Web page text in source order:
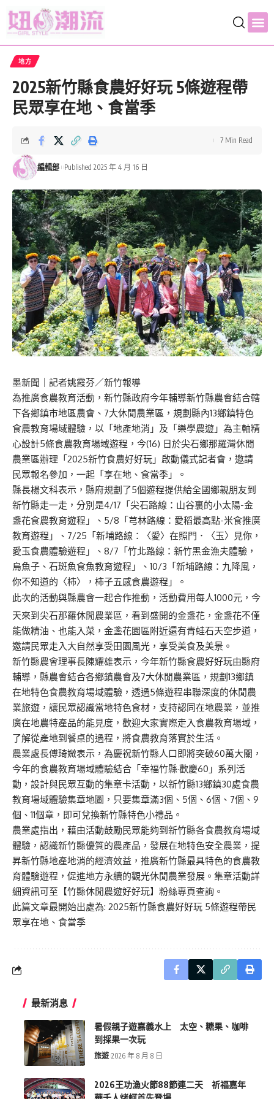
地方
2025新竹縣食農好好玩 5條遊程帶
民眾享在地、食當季
編輯部 Published 2025 年 4 月 16 日
7 Min Read
墨新聞
｜記者姚霞芬／新竹報導
為推廣食農教育活動，新竹縣政府今年輔導新竹縣農會結合轄
下各鄉鎮市地區農會、7大休閒農業區，規劃縣內13鄉鎮特色
食農教育場域體驗，以「地產地消」及「樂學農遊」為主軸精
心設計5條食農教育場域遊程，今(16) 日於尖石鄉那羅灣休閒
農業區辦理「2025新竹食農好好玩」啟動儀式記者會，邀請
民眾報名參加，一起「享在地、食當季」。
縣長楊文科表示，縣府規劃了5個遊程提供給全國鄉親朋友到
新竹縣走一走，分別是4/17「尖石路線：山谷裏的小太陽-金
盞花食農教育遊程」、5/8「芎林路線：愛稻最高點-米食推廣
教育遊程」、7/25「新埔路線：〈愛〉在照門．〈玉〉見你，
愛玉食農體驗遊程」、8/7「竹北路線：新竹黑金漁夫體驗，
烏魚子、石斑魚食魚教育遊程」、10/3「新埔路線：九降風，
你不知道的〈柿〉，柿子五感食農遊程」。
此次的活動與縣農會一起合作推動，活動費用每人1000元，今
天來到尖石那羅休閒農業區，看到盛開的金盞花，金盞花不僅
能做精油、也能入菜，金盞花園區附近還有青蛙石天空步道，
邀請民眾走入大自然享受田園風光，享受美食及美景。
新竹縣農會理事長陳耀雄表示，今年新竹縣食農好好玩由縣府
輔導，縣農會結合各鄉鎮農會及7大休閒農業區，規劃13鄉鎮
在地特色食農教育場域體驗，透過5條遊程串聯深度的休閒農
業旅遊，讓民眾認識當地特色食材，支持認同在地農業，並推
廣在地農特產品的能見度，歡迎大家實際走入食農教育場域，
了解從產地到餐桌的過程，將食農教育落實於生活。
農業處長傅琦媺表示，為慶祝新竹縣人口即將突破60萬大關，
今年的食農教育場域體驗結合「幸福竹縣·歡慶60」系列活
動，設計與民眾互動的集章卡活動，以新竹縣13鄉鎮30處食農
教育場域體驗集章地圖，只要集章滿3個、5個、6個、7個、9
個、11個章，即可兌換新竹縣特色小禮品。
農業處指出，藉由活動鼓勵民眾能夠到新竹縣各食農教育場域
體驗，認識新竹縣優質的農產品，發展在地特色安全農業，提
昇新竹縣地產地消的經濟效益，推廣新竹縣最具特色的食農教
育體驗遊程，促進地方永續的觀光休閒農業發展。集章活動詳
細資訊可至【竹縣休閒農遊好好玩】粉絲專頁查詢。
此篇文章最開始出處為: 2025新竹縣食農好好玩 5條遊程帶民
眾享在地、食當季
最新消息
暑假親子遊嘉義水上 太空、糖果、咖啡
到採果一次玩
旅遊 2026 年 8 月 8 日
2026王功漁火節88節連二天 祈福嘉年